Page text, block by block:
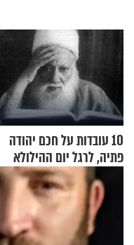
10 עובדות על חכם יהודה
פתיה, לרגל יום ההילולא